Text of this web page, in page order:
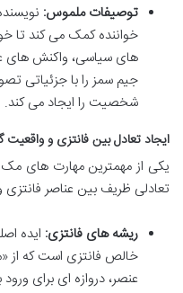
توصیفات ملموس:
خواننده کمک می کند تا
های سیاسی، واکنش
جیم سمز را با جزئیاتی
شخصیت را ایجاد می کند.
ایجاد تعادل بین فانتزی و
یکی از مهمترین مهارت های مک
تعادلی ظریف بین عناصر
ریشه های فانتزی: ایده
خالص فانتزی است که از
عنصر، دروازه ای برای